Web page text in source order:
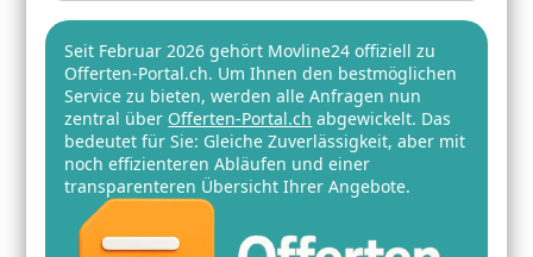
Seit Februar 2026 gehört Movline24 offiziell zu
Offerten-Portal.ch. Um Ihnen den bestmöglichen
Service zu bieten, werden alle Anfragen nun
zentral über Offerten-Portal.ch abgewickelt. Das
bedeutet für Sie: Gleiche Zuverlässigkeit, aber mit
noch effizienteren Abläufen und einer
transparenteren Übersicht Ihrer Angebote.